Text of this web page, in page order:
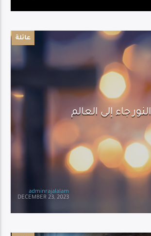
عائلة
النور جاء إلى العالم
adminrajalalam
DECEMBER 23, 2023